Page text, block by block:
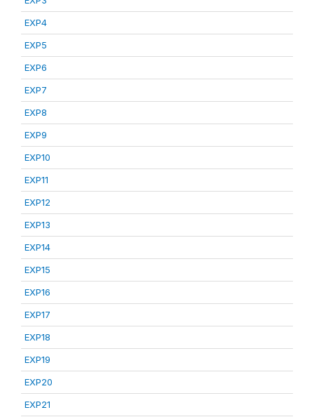
EXP4
EXP5
EXP6
EXP7
EXP8
EXP9
EXP10
EXP11
EXP12
EXP13
EXP14
EXP15
EXP16
EXP17
EXP18
EXP19
EXP20
EXP21